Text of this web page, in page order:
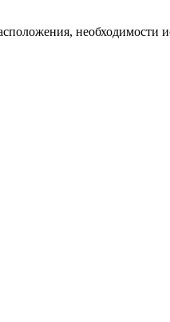
необходимости